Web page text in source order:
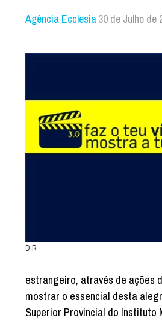
Agência Ecclesia30 de Julho
D:R
estrangeiro, através de ações
mostrar o essencial desta
Superior Provincial do Instituto